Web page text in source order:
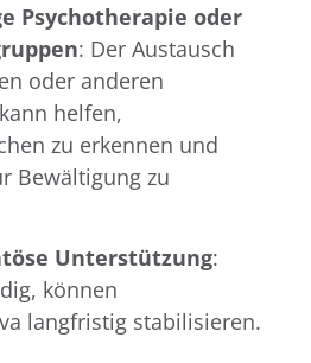
Psychotherapie oder
: Der Austausch
oder anderen
helfen,
zu erkennen und
Bewältigung zu
Unterstützung:
können
langfristig stabilisieren.